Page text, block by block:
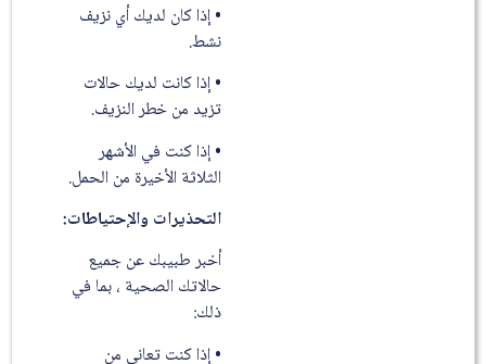
• إذا كان لديك أي نزيف
نشط.
• إذا كانت لديك حالات
تزيد من خطر النزيف.
• إذا كنت في الأشهر
الثلاثة الأخيرة من الحمل.
التحذيرات والإحتياطات:
أخبر طبيبك عن جميع
حالاتك الصحية ، بما في
ذلك:
• إذا كنت تعاني من